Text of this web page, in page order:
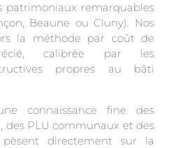
patrimoniaux remarquables
Beaune ou Cluny). Nos
la méthode par coût de
calibrée par les
propres au bâti
connaissance fine des
des PLU communaux et des
pèsent directement sur la